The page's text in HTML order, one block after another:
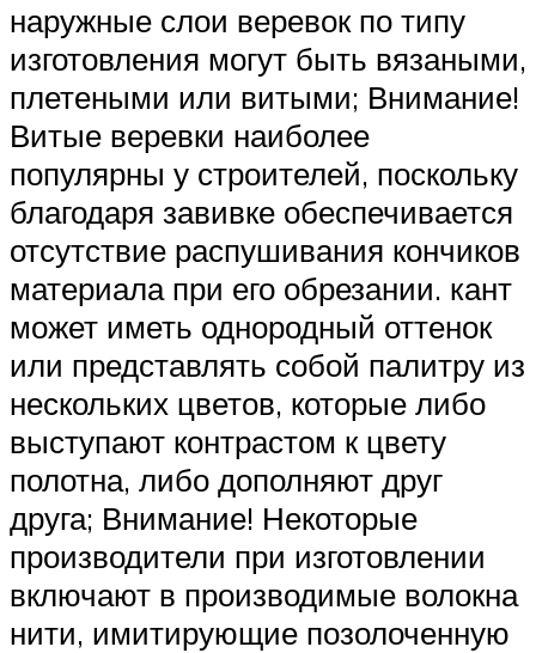
наружные слои веревок по типу
изготовления могут быть вязаными,
плетеными или витыми; Внимание!
Витые веревки наиболее
популярны у строителей, поскольку
благодаря завивке обеспечивается
отсутствие распушивания кончиков
материала при его обрезании. кант
может иметь однородный оттенок
или представлять собой палитру из
нескольких цветов, которые либо
выступают контрастом к цвету
полотна, либо дополняют друг
друга; Внимание! Некоторые
производители при изготовлении
включают в производимые волокна
нити, имитирующие позолоченную